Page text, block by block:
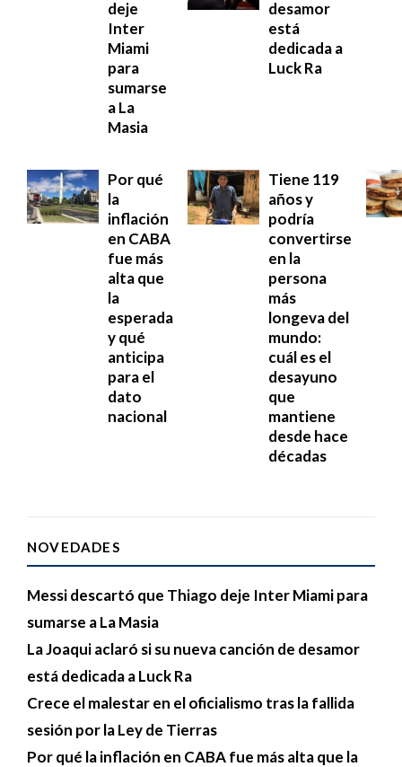
deje
Inter
Miami
para
sumarse
a La
Masia
desamor
está
dedicada a
Luck Ra
Por qué
la
inflación
en CABA
fue más
alta que
la
esperada
y qué
anticipa
para el
dato
nacional
Tiene 119
años y
podría
convertirse
en la
persona
más
longeva del
mundo:
cuál es el
desayuno
que
mantiene
desde hace
décadas
NOVEDADES
Messi descartó que Thiago deje Inter Miami para
sumarse a La Masia
La Joaqui aclaró si su nueva canción de desamor
está dedicada a Luck Ra
Crece el malestar en el oficialismo tras la fallida
sesión por la Ley de Tierras
Por qué la inflación en CABA fue más alta que la